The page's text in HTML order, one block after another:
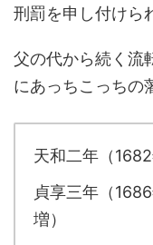
刑罰を申し付けら
父の代から続く流
にあっちこっちの
天和二年（
貞享三年（
増）